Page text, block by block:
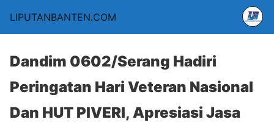
LIPUTANBANTEN.COM
Dandim 0602/Serang Hadiri
Peringatan Hari Veteran Nasional
Dan HUT PIVERI, Apresiasi Jasa